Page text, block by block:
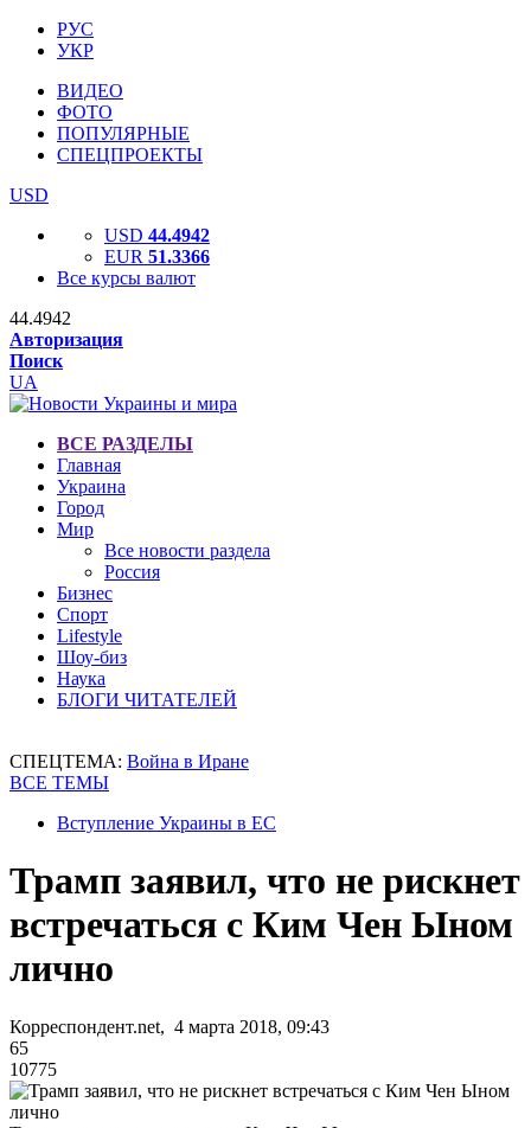
РУС
УКР
ВИДЕО
ФОТО
ПОПУЛЯРНЫЕ
СПЕЦПРОЕКТЫ
USD
USD 44.4942
EUR 51.3366
Все курсы валют
44.4942
Авторизация
Поиск
UA
ВСЕ РАЗДЕЛЫ
Главная
Украина
Город
Мир
Все новости раздела
Россия
Бизнес
Спорт
Lifestyle
Шоу-биз
Наука
БЛОГИ ЧИТАТЕЛЕЙ
СПЕЦТЕМА: Война в Иране
ВСЕ ТЕМЫ
Вступление Украины в ЕС
Трамп заявил, что не рискнет
встречаться с Ким Чен Ыном
лично
Корреспондент.net, 4 марта 2018, 09:43
65
10775